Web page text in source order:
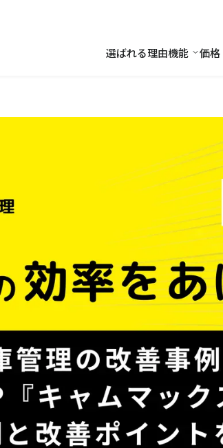
選ばれる理由機能 機能
価格